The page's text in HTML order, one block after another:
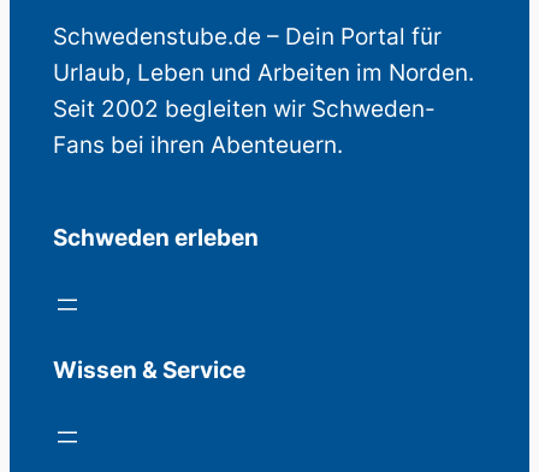
Schwedenstube.de – Dein Portal für
Urlaub, Leben und Arbeiten im Norden.
Seit 2002 begleiten wir Schweden-
Fans bei ihren Abenteuern.
Schweden erleben
Wissen & Service